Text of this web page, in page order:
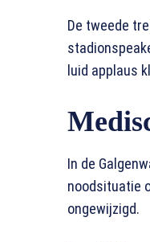
De tweede
luid applaus
In de
noodsituatie
ongewijzigd.